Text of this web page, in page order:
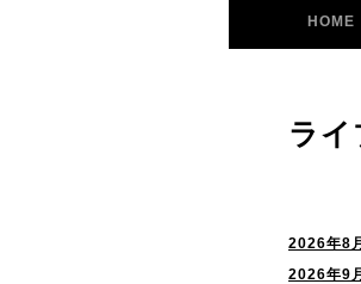
HOME
2026年8
2026年9
ラ